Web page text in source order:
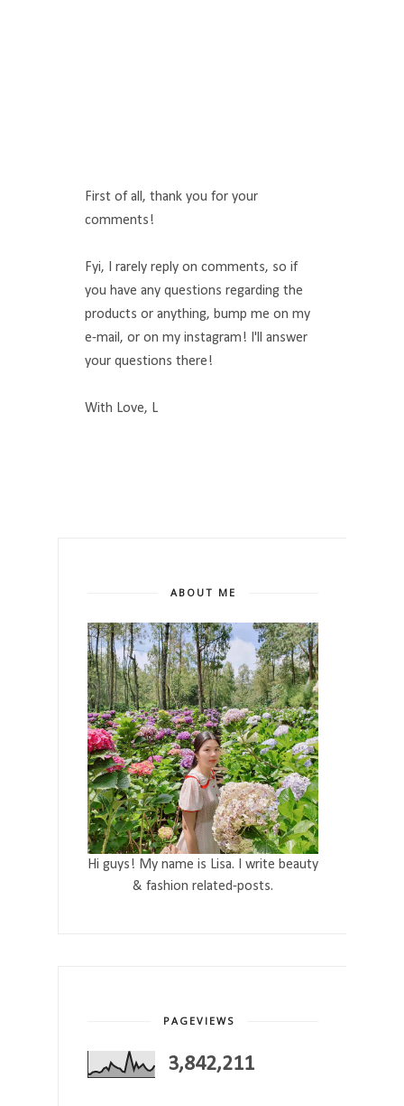
First of all, thank you for your
comments!
Fyi, I rarely reply on comments, so if
you have any questions regarding the
products or anything, bump me on my
e-mail, or on my instagram! I'll answer
your questions there!
With Love, L
ABOUT ME
Hi guys! My name is Lisa. I write beauty
& fashion related-posts.
PAGEVIEWS
3,842,211